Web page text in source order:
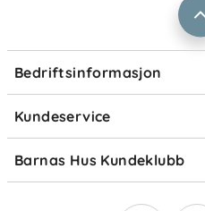
Bedriftsinformasjon
Størrelsesguider
Kundeservice
Ofte stilte spørsmål
Om Klarna
Barnas Hus Kundeklubb
Medlemsvilkår